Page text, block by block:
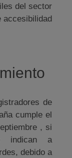
del sector
accesibilidad
de
cumple el
, si
indican a
debido a